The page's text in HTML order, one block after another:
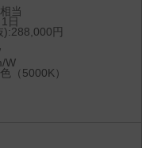
当
日
):288,000円
W
（5000K）